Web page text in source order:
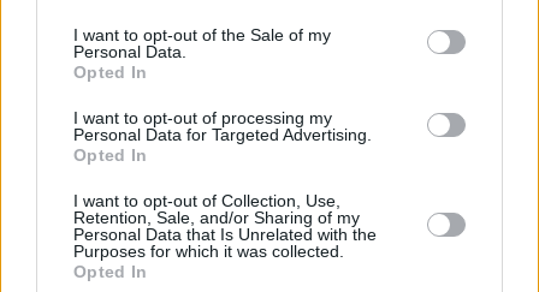
I want to opt-out of the Sale of my
Personal Data.
Opted In
I want to opt-out of processing my
Personal Data for Targeted Advertising.
Opted In
I want to opt-out of Collection, Use,
Retention, Sale, and/or Sharing of my
Personal Data that Is Unrelated with the
Purposes for which it was collected.
Opted In